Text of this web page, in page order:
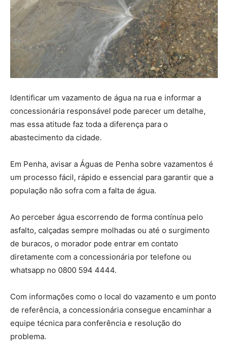
Identificar um vazamento de água na rua e informar a
concessionária responsável pode parecer um detalhe,
mas essa atitude faz toda a diferença para o
abastecimento da cidade.
Em Penha, avisar a Águas de Penha sobre vazamentos é
um processo fácil, rápido e essencial para garantir que a
população não sofra com a falta de água.
Ao perceber água escorrendo de forma contínua pelo
asfalto, calçadas sempre molhadas ou até o surgimento
de buracos, o morador pode entrar em contato
diretamente com a concessionária por telefone ou
whatsapp no 0800 594 4444.
Com informações como o local do vazamento e um ponto
de referência, a concessionária consegue encaminhar a
equipe técnica para conferência e resolução do
problema.